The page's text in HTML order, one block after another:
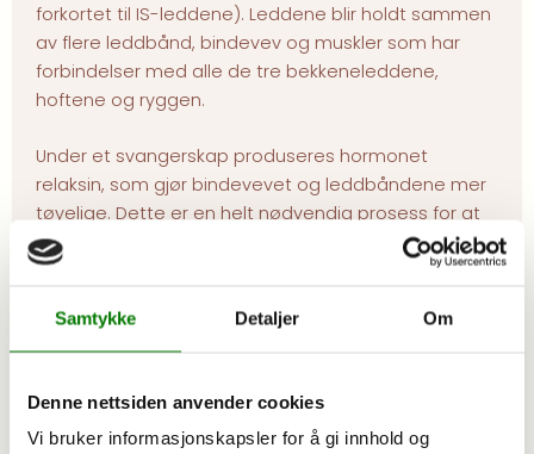
Samtykke Detaljer Om
Denne nettsiden anvender cookies
Vi bruker informasjonskapsler for å gi innhold og
forkortet til IS-leddene). Leddene blir holdt sammen
av flere leddbånd, bindevev og muskler som har
forbindelser med alle de tre bekkeneleddene,
hoftene og ryggen.
Under et svangerskap produseres hormonet
relaksin, som gjør bindevevet og leddbåndene mer
tøyelige. Dette er en helt nødvendig prosess for at
fosteret skal kunne passere fødselskanalen. Dette
er det vi kaller bekkenløsning, og skjer hos alle
bekkensmerter. Den økte bevegelsen i leddene gjør
at bekkenmuskulaturen må jobbe mer aktivt for å
overbelastet.